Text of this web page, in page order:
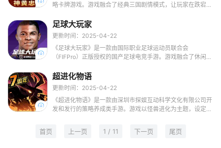
略卡牌游戏。游戏融合了经典三国剧情模式，让玩家在跌宕起
采用开放式武将技能自由打造系统，配合2V2竞技场、怒气卡
牌等创新玩法，为玩家带来全新的游戏体验。
足球大玩家
更新时间：2025-04-22
《足球大玩家》是一款由国际职业足球运动员联合会
（FIFPro）正版授权的国产足球电竞手游。游戏融合了休闲益
球世界。
超进化物语
更新时间：2025-04-22
《超进化物语》是一款由深圳市探娱互动科学文化有限公司开
发和发行的策略养成类手游。游戏以怪兽进化为主题，设定在
战斗，不断收集和培养各种怪兽，揭开世界的秘密。
首页 上一页 1 / 11 下一页 尾页